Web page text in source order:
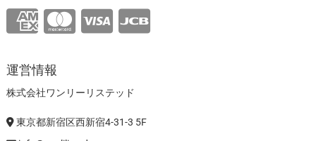
運営情報
株式会社ワンリーリステッド
東京都新宿区西新宿4-31-3 5F